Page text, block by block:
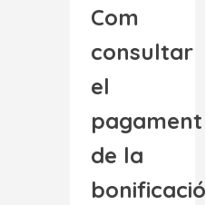
Com
consultar
el
pagament
de la
bonificació